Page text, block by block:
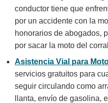
conductor tiene que
por un accidente con la
honorarios de abogados,
por sacar la moto del
Asistencia Vial para
servicios gratuitos para
seguir circulando como
llanta, envío de gasolina,